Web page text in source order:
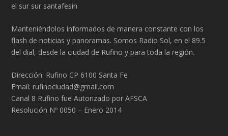
el sur sur santafesin
Manteniéndolos informados de manera constante con los
flash de noticias y panoramas. Somos Radio Sol, en el 89.5
del dial, desde la ciudad de Rufino y para toda la región.
Dirección: Rufino CP 6100 Santa Fe
Email: rufinociudad@gmail.com
Canal 8 Rufino fue Autorizado por AFSCA
Resolución Nº 0050 – Enero 2014